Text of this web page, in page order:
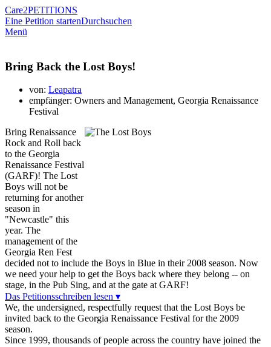
Care2PETITIONS
Eine Petition startenDurchsuchen
Menü
Bring Back the Lost Boys!
von: Leapatra
empfänger: Owners and Management, Georgia Renaissance
Festival
Bring Renaissance
Rock and Roll back
to the Georgia
Renaissance Festival
(GARF)! The Lost
Boys will not be
returning for another
season in
"Newcastle" this
year. The
management of the
Georgia Ren Fest
decided not to include the Boys in Blue in their 2008 season. Now
we need your help to get the Boys back where they belong -- on
stage, in the Pub Sing, and at the gate at GARF!
Das Petitionsschreiben lesen ▾
We, the undersigned, respectfully request that the Lost Boys be
invited back to the Georgia Renaissance Festival for the 2009
season.
Since 1999, thousands of people across the country have joined the